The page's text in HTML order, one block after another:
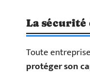
La sécurité
Toute
protéger son